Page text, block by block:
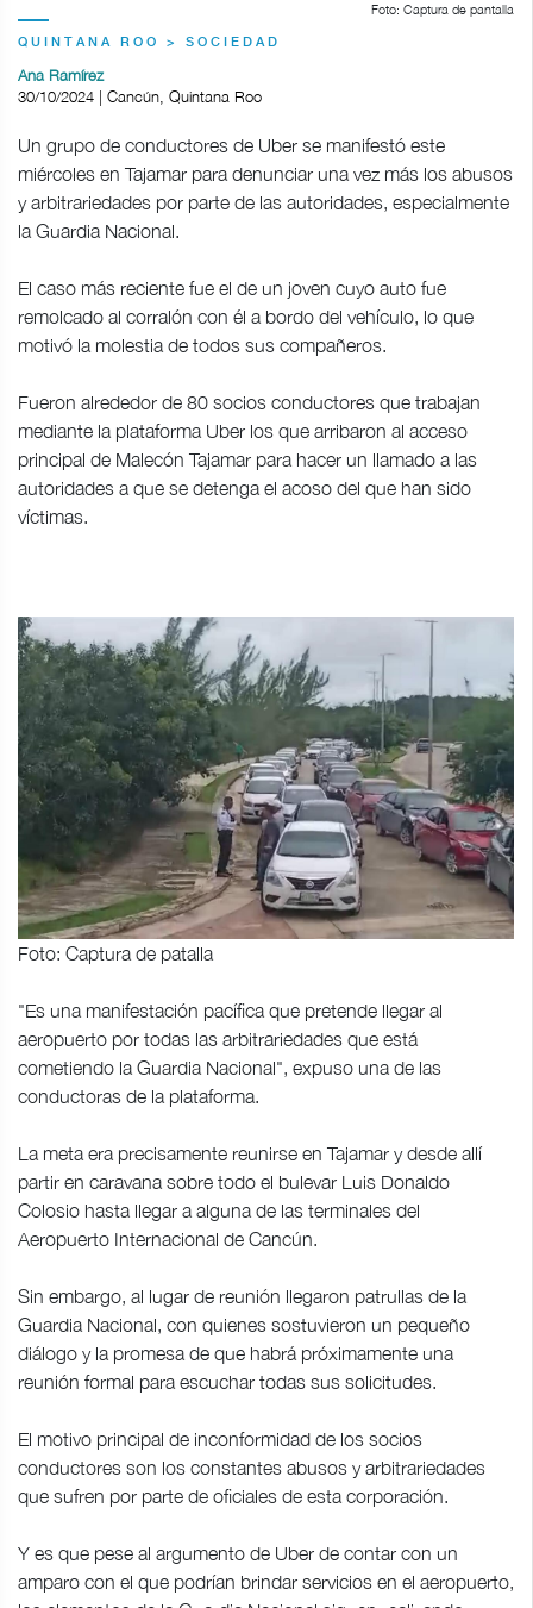
Foto: Captura de pantalla
QUINTANA ROO > SOCIEDAD
Ana Ramírez
30/10/2024 | Cancún, Quintana Roo
Un grupo de conductores de Uber se manifestó este
miércoles en Tajamar para denunciar una vez más los abusos
y arbitrariedades por parte de las autoridades, especialmente
la Guardia Nacional.
El caso más reciente fue el de un joven cuyo auto fue
remolcado al corralón con él a bordo del vehículo, lo que
motivó la molestia de todos sus compañeros.
Fueron alrededor de 80 socios conductores que trabajan
mediante la plataforma Uber los que arribaron al acceso
principal de Malecón Tajamar para hacer un llamado a las
autoridades a que se detenga el acoso del que han sido
víctimas.
Foto: Captura de patalla
"Es una manifestación pacífica que pretende llegar al
aeropuerto por todas las arbitrariedades que está
cometiendo la Guardia Nacional", expuso una de las
conductoras de la plataforma.
La meta era precisamente reunirse en Tajamar y desde allí
partir en caravana sobre todo el bulevar Luis Donaldo
Colosio hasta llegar a alguna de las terminales del
Aeropuerto Internacional de Cancún.
Sin embargo, al lugar de reunión llegaron patrullas de la
Guardia Nacional, con quienes sostuvieron un pequeño
diálogo y la promesa de que habrá próximamente una
reunión formal para escuchar todas sus solicitudes.
El motivo principal de inconformidad de los socios
conductores son los constantes abusos y arbitrariedades
que sufren por parte de oficiales de esta corporación.
Y es que pese al argumento de Uber de contar con un
amparo con el que podrían brindar servicios en el aeropuerto,